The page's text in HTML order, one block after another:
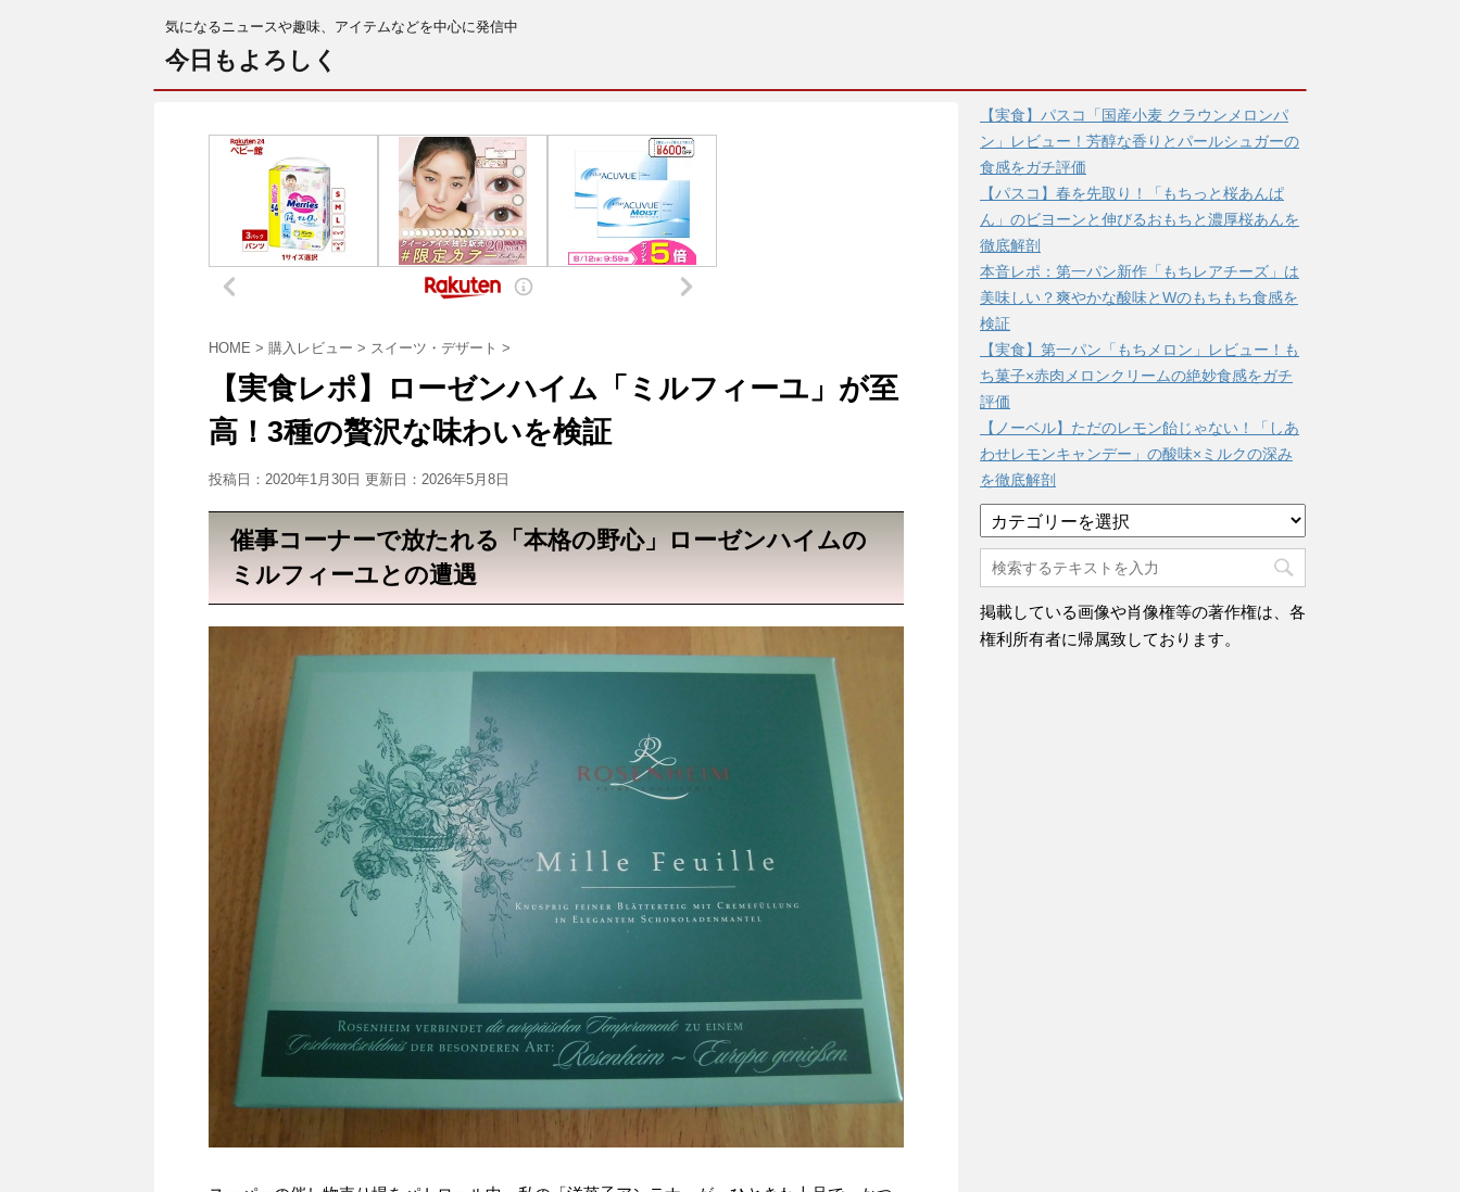
気になるニュースや趣味、アイテムなどを中心に発信中
今日もよろしく
HOME > 購入レビュー > スイーツ・デザート >
【実食レポ】ローゼンハイム「ミルフィーユ」が至
高！3種の贅沢な味わいを検証
投稿日：2020年1月30日 更新日： 2026年5月8日
催事コーナーで放たれる「本格の野心」ローゼンハイムの
ミルフィーユとの遭遇
【実食】パスコ「国産小麦 クラウンメロンパ
ン」レビュー！芳醇な香りとパールシュガーの
食感をガチ評価
【パスコ】春を先取り！「もちっと桜あんぱ
ん」のビヨーンと伸びるおもちと濃厚桜あんを
徹底解剖
本音レポ：第一パン新作「もちレアチーズ」は
美味しい？爽やかな酸味とWのもちもち食感を
検証
【実食】第一パン「もちメロン」レビュー！も
ち菓子×赤肉メロンクリームの絶妙食感をガチ
評価
【ノーベル】ただのレモン飴じゃない！「しあ
わせレモンキャンデー」の酸味×ミルクの深み
を徹底解剖
テ
ゴ
リ
ー
掲載している画像や肖像権等の著作権は、各
権利所有者に帰属致しております。